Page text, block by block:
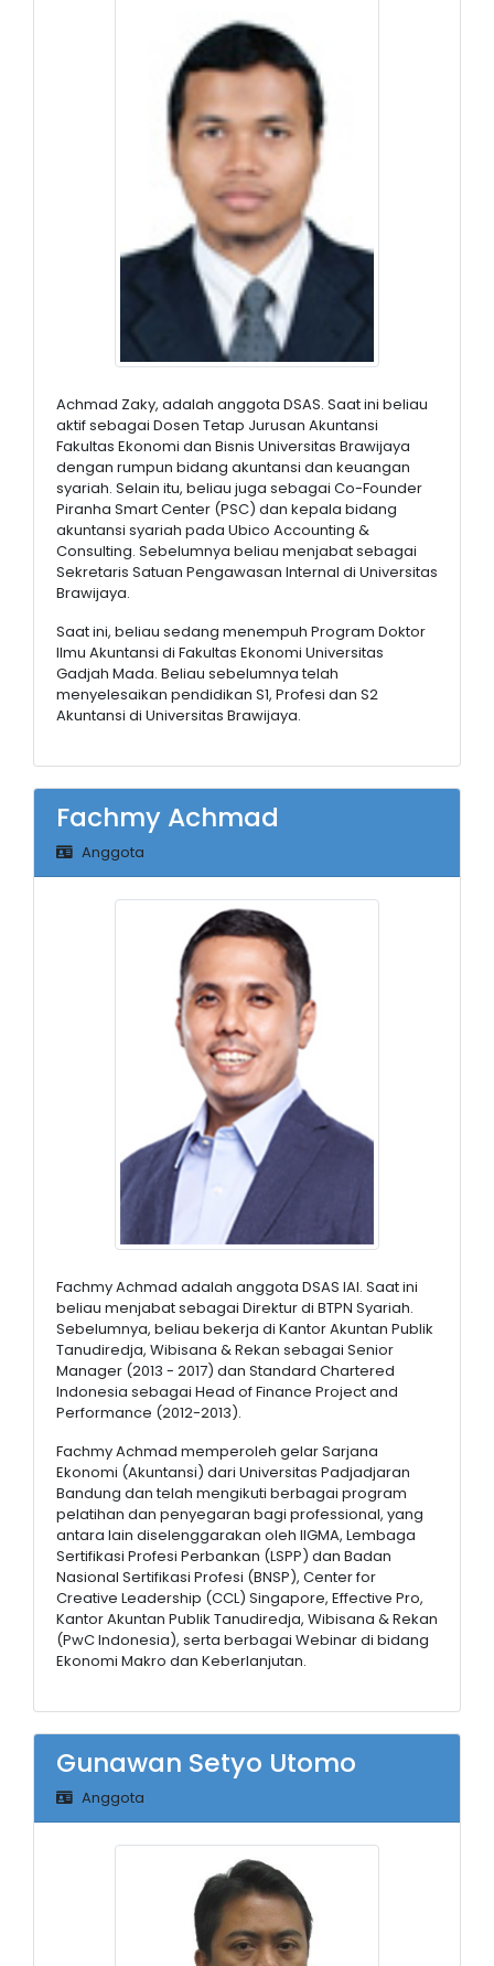
Achmad Zaky, adalah anggota DSAS. Saat ini beliau
aktif sebagai Dosen Tetap Jurusan Akuntansi
Fakultas Ekonomi dan Bisnis Universitas Brawijaya
dengan rumpun bidang akuntansi dan keuangan
syariah. Selain itu, beliau juga sebagai Co-Founder
Piranha Smart Center (PSC) dan kepala bidang
akuntansi syariah pada Ubico Accounting &
Consulting. Sebelumnya beliau menjabat sebagai
Sekretaris Satuan Pengawasan Internal di Universitas
Brawijaya.
Saat ini, beliau sedang menempuh Program Doktor
Ilmu Akuntansi di Fakultas Ekonomi Universitas
Gadjah Mada. Beliau sebelumnya telah
menyelesaikan pendidikan S1, Profesi dan S2
Akuntansi di Universitas Brawijaya.
Fachmy Achmad
Anggota
Fachmy Achmad adalah anggota DSAS IAI. Saat ini
beliau menjabat sebagai Direktur di BTPN Syariah.
Sebelumnya, beliau bekerja di Kantor Akuntan Publik
Tanudiredja, Wibisana & Rekan sebagai Senior
Manager (2013 - 2017) dan Standard Chartered
Indonesia sebagai Head of Finance Project and
Performance (2012-2013).
Fachmy Achmad memperoleh gelar Sarjana
Ekonomi (Akuntansi) dari Universitas Padjadjaran
Bandung dan telah mengikuti berbagai program
pelatihan dan penyegaran bagi professional, yang
antara lain diselenggarakan oleh IIGMA, Lembaga
Sertifikasi Profesi Perbankan (LSPP) dan Badan
Nasional Sertifikasi Profesi (BNSP), Center for
Creative Leadership (CCL) Singapore, Effective Pro,
Kantor Akuntan Publik Tanudiredja, Wibisana & Rekan
(PwC Indonesia), serta berbagai Webinar di bidang
Ekonomi Makro dan Keberlanjutan.
Gunawan Setyo Utomo
Anggota